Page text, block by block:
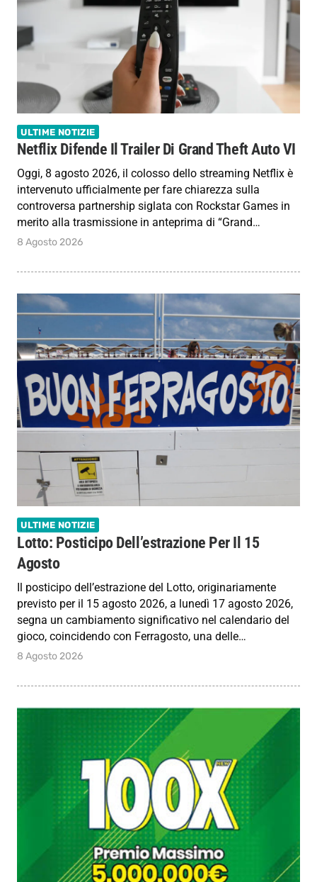
ULTIME NOTIZIE
Netflix Difende Il Trailer Di Grand Theft Auto VI
Oggi, 8 agosto 2026, il colosso dello streaming Netflix è
intervenuto ufficialmente per fare chiarezza sulla
controversa partnership siglata con Rockstar Games in
merito alla trasmissione in anteprima di “Grand…
8 Agosto 2026
ULTIME NOTIZIE
Lotto: Posticipo Dell’estrazione Per Il 15
Agosto
Il posticipo dell’estrazione del Lotto, originariamente
previsto per il 15 agosto 2026, a lunedì 17 agosto 2026,
segna un cambiamento significativo nel calendario del
gioco, coincidendo con Ferragosto, una delle…
8 Agosto 2026